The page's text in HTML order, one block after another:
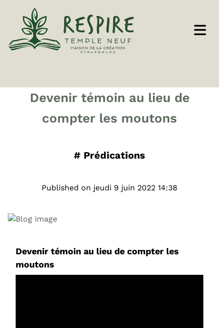
Devenir témoin au lieu de
compter les moutons
# Prédications
Published on jeudi 9 juin 2022 14:38
Devenir témoin au lieu de compter les
moutons